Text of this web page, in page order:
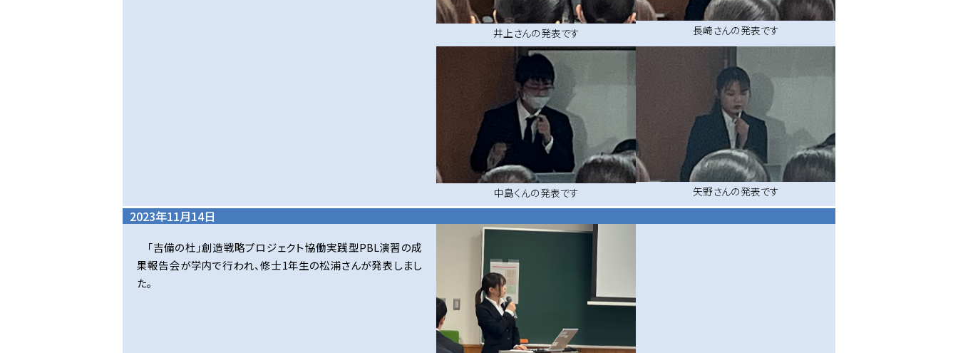
井上さんの発表です 長崎さんの発表です
中島くんの発表です 矢野さんの発表です
2023年11月14日
「吉備の杜」創造戦略プロジェクト協働実践型PBL演習の成
果報告会が学内で行われ、修士1年生の松浦さんが発表しまし
た。